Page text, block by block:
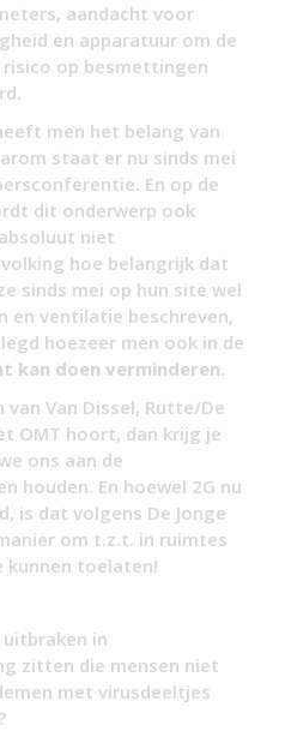
aandacht voor
en apparatuur om de
op besmettingen
men het belang van
staat er nu sinds mei
En op de
dit onderwerp ook
niet
hoe belangrijk dat
sinds mei op hun site wel
en ventilatie beschreven,
hoezeer men ook in de
kan doen verminderen.
Van Dissel, Rutte/De
OMT hoort, dan krijg je
ons aan de
houden. En hoewel 2G nu
is dat volgens De Jonge
om t.z.t. in ruimtes
toelaten!
in
zitten die mensen niet
met virusdeeltjes